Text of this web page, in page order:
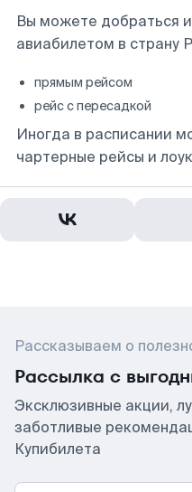
Вы можете добраться
авиабилетом в страну
прямым рейсом
рейс с пересадкой
Иногда в расписании
чартерные рейсы и
Рассказываем о
Рассылка с
Эксклюзивные акции,
заботливые
Купибилета